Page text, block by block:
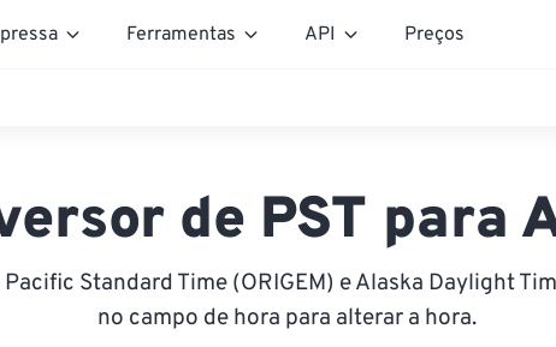
Ferramentas API Preços
de PST para
Standard Time (ORIGEM) e Alaska Daylight
no campo de hora para alterar a hora.